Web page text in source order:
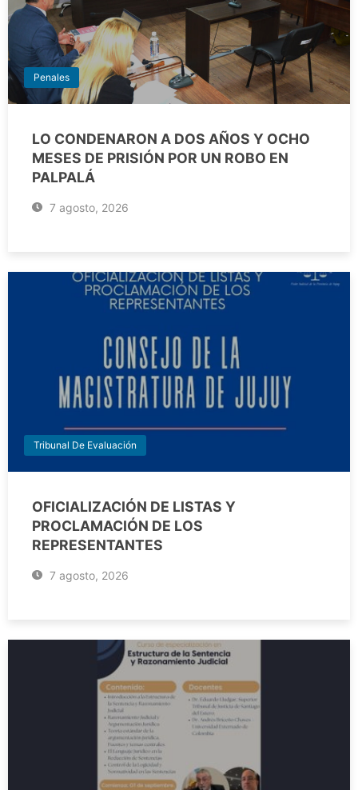
Penales
LO CONDENARON A DOS AÑOS Y OCHO
MESES DE PRISIÓN POR UN ROBO EN
PALPALÁ
7 agosto, 2026
Tribunal De Evaluación
OFICIALIZACIÓN DE LISTAS Y
PROCLAMACIÓN DE LOS
REPRESENTANTES
7 agosto, 2026